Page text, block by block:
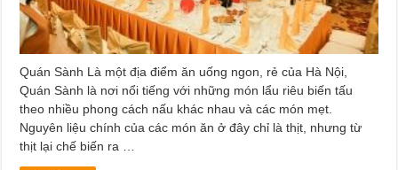
Quán Sành Là một địa điểm ăn uống ngon, rẻ của Hà Nội,
Quán Sành là nơi nổi tiếng với những món lẩu riêu biến tấu
theo nhiều phong cách nấu khác nhau và các món mẹt.
Nguyên liệu chính của các món ăn ở đây chỉ là thịt, nhưng từ
thịt lại chế biến ra …